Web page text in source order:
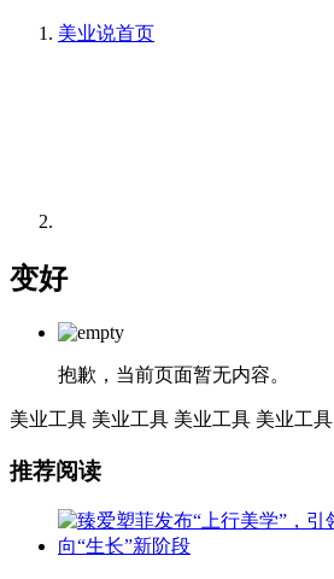
美业说首页
变好
抱歉，当前页面暂无内容。
美业工具 美业工具 美业工具 美业工具
推荐阅读